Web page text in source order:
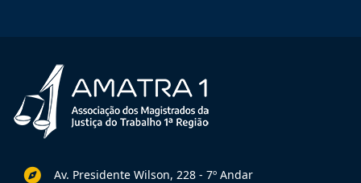
Av. Presidente Wilson, 228 - 7º Andar